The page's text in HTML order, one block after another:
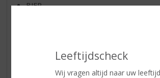
Leeftijdscheck
Wij vragen altijd naar uw
BIER